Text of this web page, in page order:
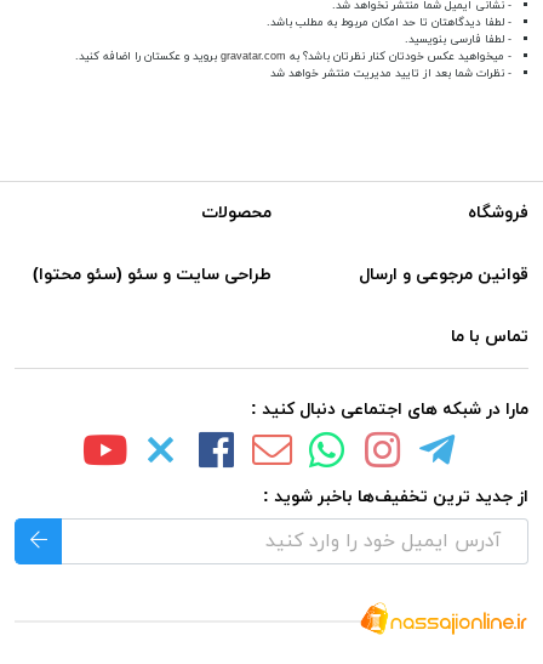
- نشانی ایمیل شما منتشر نخواهد شد.
- لطفا دیدگاهتان تا حد امکان مربوط به مطلب باشد.
- لطفا فارسی بنویسید.
- میخواهید عکس خودتان کنار نظرتان باشد؟ به gravatar.com بروید و عکستان را اضافه کنید.
- نظرات شما بعد از تایید مدیریت منتشر خواهد شد
فروشگاه محصولات
قوانین مرجوعی و ارسال طراحی سایت و سئو (سئو محتوا)
تماس با ما
مارا در شبکه های اجتماعی دنبال کنید :
از جدید ترین تخفیف‌ها باخبر شوید :